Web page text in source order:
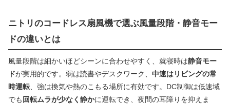
ニトリのコードレス扇風機で選ぶ風量段階・静音モー
ドの違いとは
風量段階は細かいほどシーンに合わせやすく、就寝時は静音モー
ドが実用的です。弱は読書やデスクワーク、 中速はリビングの常
時運転 、強は換気や熱のこもる場所に有効です。DC制御は低速域
でも 回転ムラが少なく静かに運転でき、夜間の耳障りを抑えま